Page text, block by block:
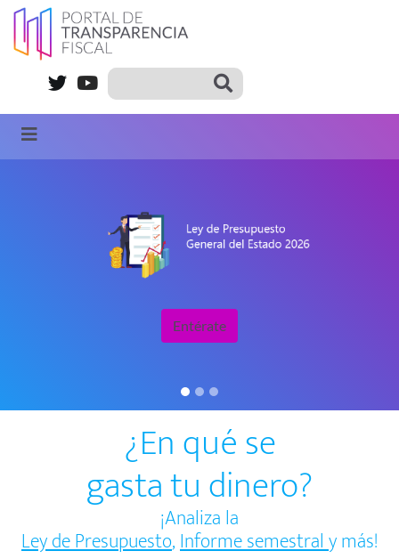
Entérate
¿En qué se
gasta tu dinero?
¡Analiza la
Ley de Presupuesto,Informe semestraly más!